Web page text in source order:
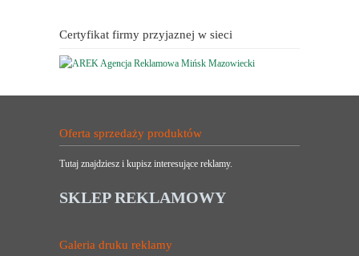
Certyfikat firmy przyjaznej w sieci
Oferta sprzedaży produktów
Tutaj znajdziesz i kupisz interesujące reklamy.
SKLEP REKLAMOWY
Galeria druku reklamy